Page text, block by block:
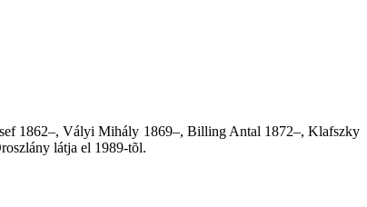
1862–, Vályi Mihály 1869–, Billing Antal 1872–, Klafszky
látja el 1989-tõl.